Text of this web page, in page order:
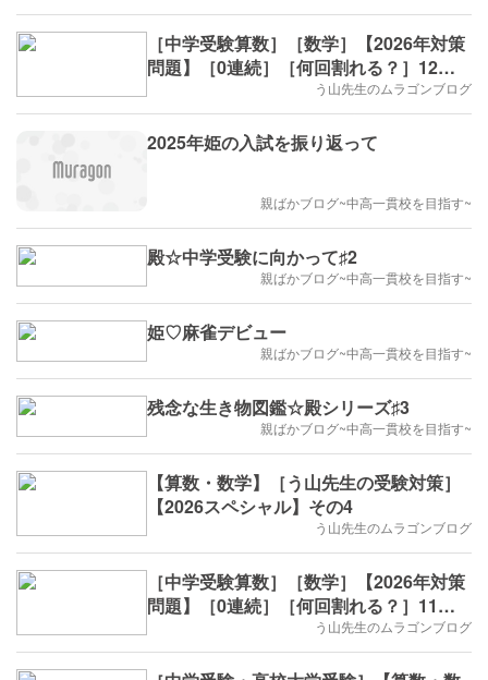
［中学受験算数］［数学］【2026年対策
問題】［0連続］［何回割れる？］12回
う山先生のムラゴンブログ
2025年姫の入試を振り返って
親ばかブログ~中高一貫校を目指す~
殿☆中学受験に向かって♯2
親ばかブログ~中高一貫校を目指す~
姫♡麻雀デビュー
親ばかブログ~中高一貫校を目指す~
残念な生き物図鑑☆殿シリーズ♯3
親ばかブログ~中高一貫校を目指す~
【算数・数学】［う山先生の受験対策］
【2026スペシャル】その4
う山先生のムラゴンブログ
［中学受験算数］［数学］【2026年対策
問題】［0連続］［何回割れる？］11回
う山先生のムラゴンブログ